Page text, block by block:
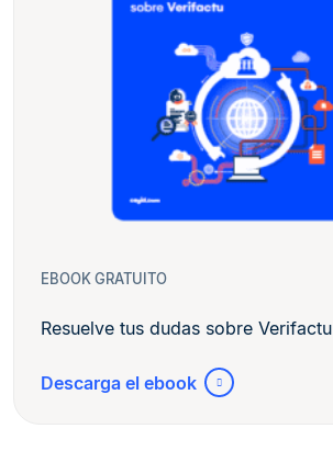
EBOOK GRATUITO
Resuelve tus dudas sobre Verifactu
Descarga el ebook